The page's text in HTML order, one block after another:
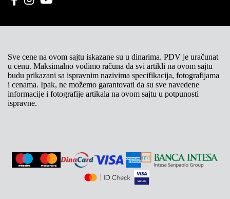
Sve cene na ovom sajtu iskazane su u dinarima. PDV je uračunat
u cenu. Maksimalno vodimo računa da svi artikli na ovom sajtu
budu prikazani sa ispravnim nazivima specifikacija, fotografijama
i cenama. Ipak, ne možemo garantovati da su sve navedene
informacije i fotografije artikala na ovom sajtu u potpunosti
ispravne.